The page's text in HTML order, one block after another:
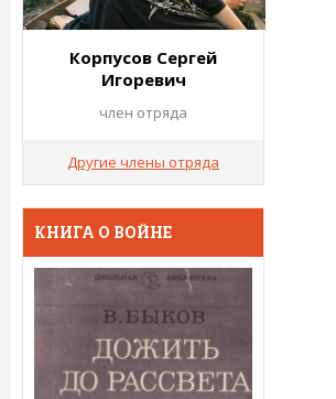
Корпусов Сергей
Игоревич
член отряда
Другие члены отряда
КНИГА О ВОЙНЕ